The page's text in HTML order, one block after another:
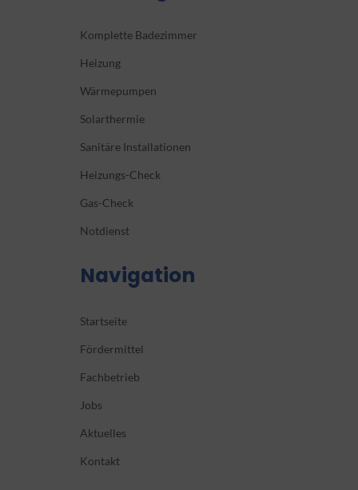
Komplette Badezimmer
Heizung
Wärmepumpen
Solarthermie
Sanitäre Installationen
Heizungs-Check
Gas-Check
Notdienst
Navigation
Startseite
Fördermittel
Fachbetrieb
Jobs
Aktuelles
Kontakt